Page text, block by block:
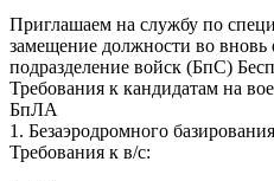
Приглашаем на службу по
замещение должности во
подразделение войск (БпС)
Требования к кандидатам на
БпЛА
1. Безаэродромного
Требования к в/с: